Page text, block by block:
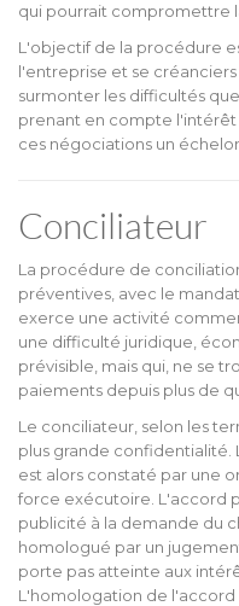
qui pourrait compromettre
L'objectif de la procédure
l'entreprise et se
surmonter les difficultés
prenant en compte l'intérêt
ces négociations un
Conciliateur
La procédure de
préventives, avec le
exerce une activité
une difficulté juridique,
prévisible, mais qui, ne se
paiements depuis plus de
Le conciliateur, selon les
plus grande
est alors constaté par une
force exécutoire. L'accord
publicité à la demande du
homologué par un
porte pas atteinte aux
L'homologation de